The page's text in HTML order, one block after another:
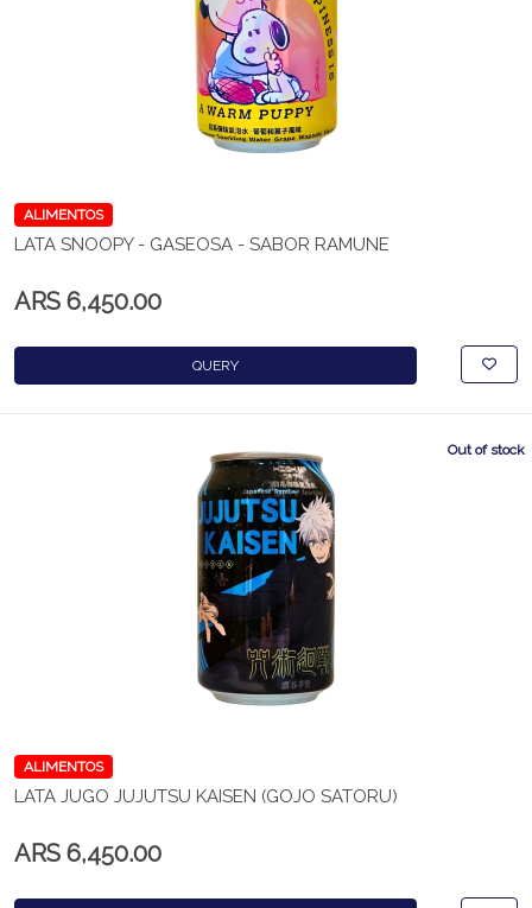
ALIMENTOS
LATA SNOOPY - GASEOSA - SABOR RAMUNE
ARS 6,450.00
QUERY
Out of stock
ALIMENTOS
LATA JUGO JUJUTSU KAISEN (GOJO SATORU)
ARS 6,450.00